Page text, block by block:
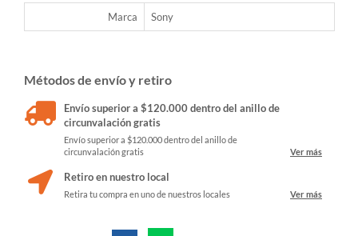
Marca Sony
Métodos de envío y retiro
Envío superior a $120.000 dentro del anillo de
circunvalación gratis
Envío superior a $120.000 dentro del anillo de
circunvalación gratis
Ver más
Retiro en nuestro local
Retira tu compra en uno de nuestros locales Ver más